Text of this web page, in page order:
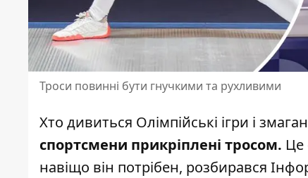
Троси повинні бути гнучкими та рухливими
Хто дивиться Олімпійські ігри і
спортсмени прикріплені тросом. Це
навіщо він потрібен, розбирався